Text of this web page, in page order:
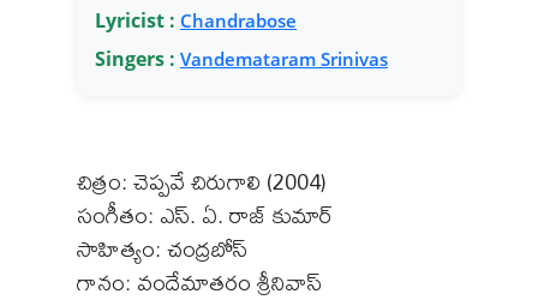
Lyricist : Chandrabose
Singers : Vandemataram Srinivas
చిత్రం: చెప్పవే చిరుగాలి (2004)
సంగీతం: ఎస్. ఏ. రాజ్ కుమార్
సాహిత్యం: చంద్రబోస్
గానం: వందేమాతరం శ్రీనివాస్